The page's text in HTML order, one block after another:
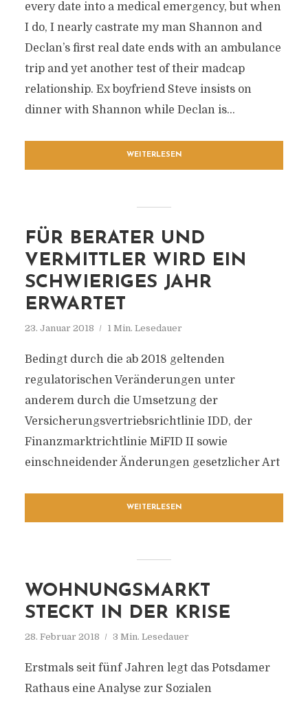
every date into a medical emergency, but when
I do, I nearly castrate my man Shannon and
Declan’s first real date ends with an ambulance
trip and yet another test of their madcap
relationship. Ex boyfriend Steve insists on
dinner with Shannon while Declan is...
WEITERLESEN
FÜR BERATER UND
VERMITTLER WIRD EIN
SCHWIERIGES JAHR
ERWARTET
23. Januar 2018 1 Min. Lesedauer
Bedingt durch die ab 2018 geltenden
regulatorischen Veränderungen unter
anderem durch die Umsetzung der
Versicherungsvertriebsrichtlinie IDD, der
Finanzmarktrichtlinie MiFID II sowie
einschneidender Änderungen gesetzlicher Art
WEITERLESEN
WOHNUNGSMARKT
STECKT IN DER KRISE
28. Februar 2018 3 Min. Lesedauer
Erstmals seit fünf Jahren legt das Potsdamer
Rathaus eine Analyse zur Sozialen